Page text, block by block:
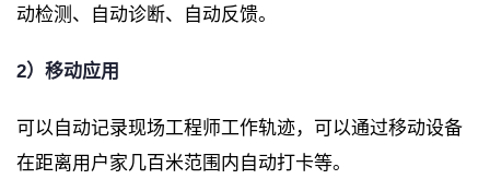
动检测、自动诊断、自动反馈。
2）移动应用
可以自动记录现场工程师工作轨迹，可以通过移动设备
在距离用户家几百米范围内自动打卡等。